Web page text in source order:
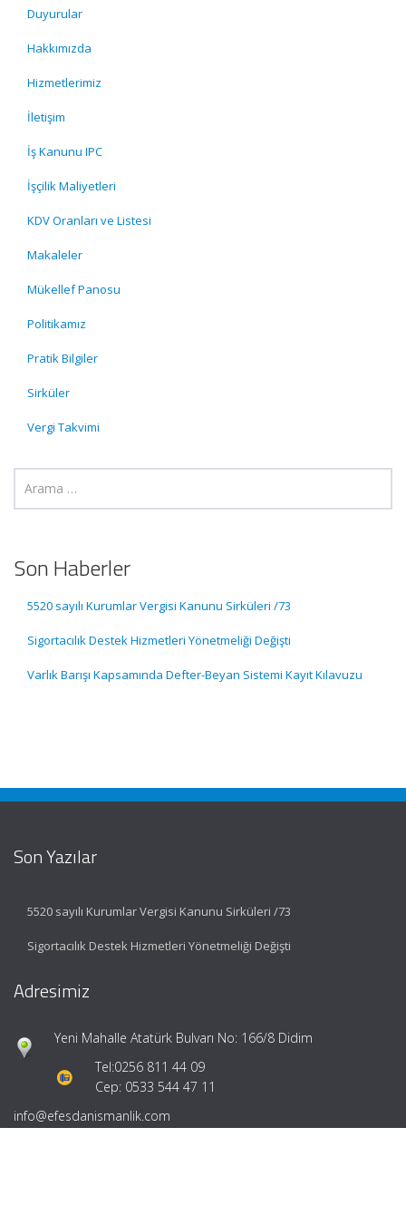
Duyurular
Hakkımızda
Hizmetlerimiz
İletişim
İş Kanunu IPC
İşçilik Maliyetleri
KDV Oranları ve Listesi
Makaleler
Mükellef Panosu
Politikamız
Pratik Bilgiler
Sirküler
Vergi Takvimi
Son Haberler
5520 sayılı Kurumlar Vergisi Kanunu Sirküleri /73
Sigortacılık Destek Hizmetleri Yönetmeliği Değişti
Varlık Barışı Kapsamında Defter-Beyan Sistemi Kayıt Kılavuzu
Son Yazılar
5520 sayılı Kurumlar Vergisi Kanunu Sirküleri /73
Sigortacılık Destek Hizmetleri Yönetmeliği Değişti
Adresimiz
Yeni Mahalle Atatürk Bulvarı No: 166/8 Didim
Tel:0256 811 44 09
Cep: 0533 544 47 11
info@efesdanismanlik.com